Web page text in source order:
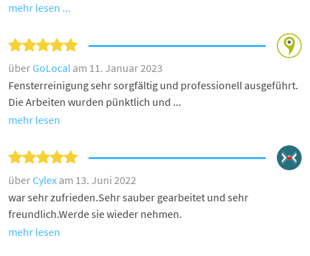
mehr lesen ...
überGoLocal am 11. Januar 2023
Fensterreinigung sehr sorgfältig und professionell ausgeführt.
Die Arbeiten wurden pünktlich und ...
mehr lesen
überCylex am 13. Juni 2022
war sehr zufrieden.Sehr sauber gearbeitet und sehr
freundlich.Werde sie wieder nehmen.
mehr lesen